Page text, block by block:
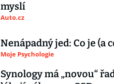
myslí
Auto.cz
Nenápadný jed: Co je (a
Moje Psychologie
Synology má „novou“